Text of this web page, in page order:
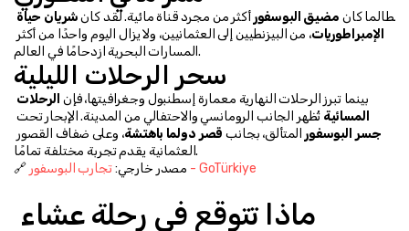
لطالما كان مضيق البوسفور أكثر من مجرد قناة مائية. لقد كان
الإمبراطوريات
المسارات البحرية ازدحامًا في العالم.
سحر الرحلات الليلية
بينما تبرز الرحلات النهارية معمارة إسطنبول وجغرافيتها، فإن
المسائية تُظهر الجانب الرومانسي والاحتفالي من المدينة. الإبحار تحت
جسر البوسفور المتألق، بجانب قصر دولما باهتشة
العثمانية يقدم تجربة مختلفة تمامًا.
🔗 مصدر خارجي: تجارب البوسفور - GoTürkiye